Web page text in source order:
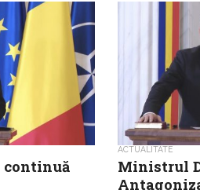
ACTUALITATE
Ministrul